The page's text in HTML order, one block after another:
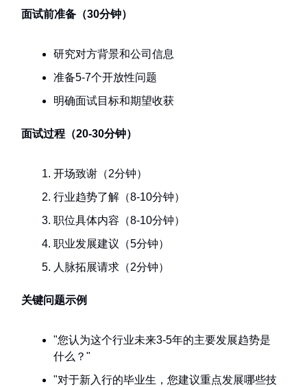
面试前准备（30分钟）
研究对方背景和公司信息
准备5-7个开放性问题
明确面试目标和期望收获
面试过程（20-30分钟）
开场致谢（2分钟）
行业趋势了解（8-10分钟）
职位具体内容（8-10分钟）
职业发展建议（5分钟）
人脉拓展请求（2分钟）
关键问题示例
"您认为这个行业未来3-5年的主要发展趋势是
什么？"
"对于新入行的毕业生，您建议重点发展哪些技